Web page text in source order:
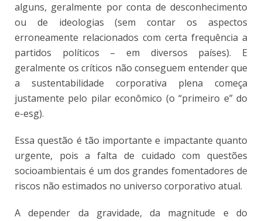
alguns, geralmente por conta de desconhecimento
ou de ideologias (sem contar os aspectos
erroneamente relacionados com certa frequência a
partidos políticos – em diversos países). E
geralmente os críticos não conseguem entender que
a sustentabilidade corporativa plena começa
justamente pelo pilar econômico (o “primeiro e” do
e-esg).
Essa questão é tão importante e impactante quanto
urgente, pois a falta de cuidado com questões
socioambientais é um dos grandes fomentadores de
riscos não estimados no universo corporativo atual.
A depender da gravidade, da magnitude e do